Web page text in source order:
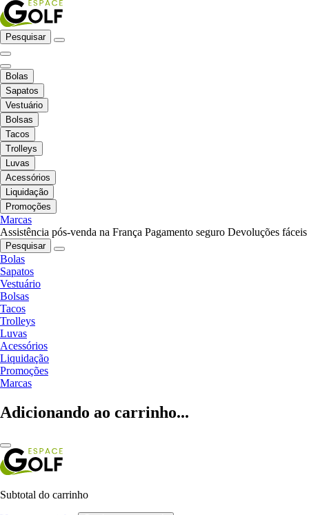
Pesquisar
Bolas
Sapatos
Vestuário
Bolsas
Tacos
Trolleys
Luvas
Acessórios
Liquidação
Promoções
Marcas
Assistência pós-venda na França Pagamento seguro Devoluções fáceis
Pesquisar
Bolas
Sapatos
Vestuário
Bolsas
Tacos
Trolleys
Luvas
Acessórios
Liquidação
Promoções
Marcas
Adicionando ao carrinho...
Subtotal do carrinho